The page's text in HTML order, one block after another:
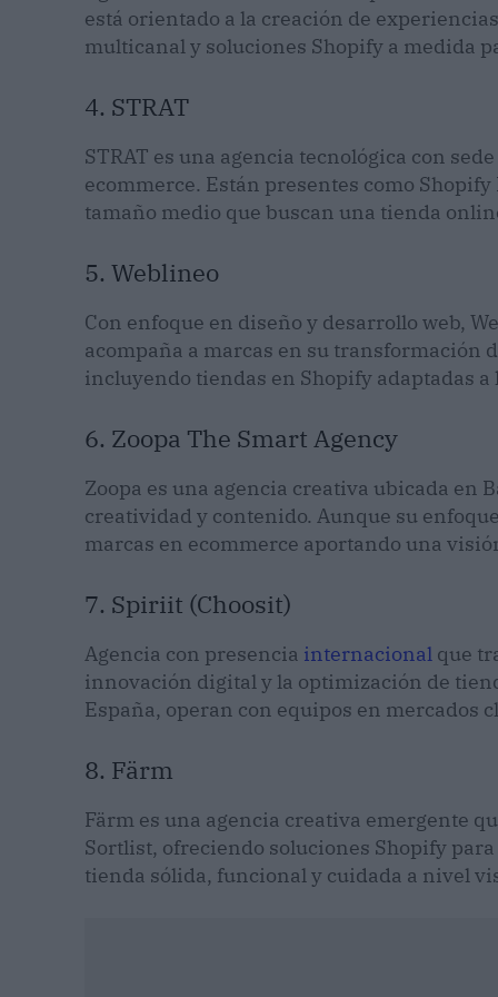
está orientado a la creación de
multicanal y soluciones Shopify a medida
4. STRAT
STRAT es una agencia tecnológica con
ecommerce. Están presentes como
tamaño medio que buscan una tienda
5. Weblineo
Con enfoque en diseño y desarrollo web,
acompaña a marcas en su transformación
incluyendo tiendas en Shopify adaptadas a
6. Zoopa The Smart Agency
Zoopa es una agencia creativa ubicada en
creatividad y contenido. Aunque su
marcas en ecommerce aportando una
7. Spiriit (Choosit)
Agencia con presencia internacional que
innovación digital y la optimización de
España, operan con equipos en mercados
8. Färm
Färm es una agencia creativa emergente
Sortlist, ofreciendo soluciones Shopify
tienda sólida, funcional y cuidada a nivel